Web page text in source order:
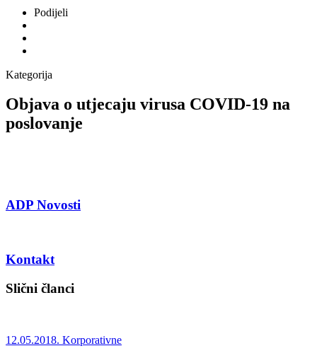
Podijeli
Kategorija
Objava o utjecaju virusa COVID-19 na
poslovanje
ADP Novosti
Kontakt
Slični članci
12.05.2018. Korporativne